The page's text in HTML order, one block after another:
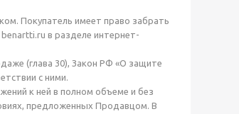
Покупатель имеет право забрать
в разделе интернет-
(глава 30), Закон РФ «О защите
с ними.
к ней в полном объеме и без
предложенных Продавцом. В